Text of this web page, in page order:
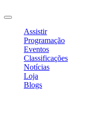
Assistir
Programação
Eventos
Classificações
Notícias
Loja
Blogs